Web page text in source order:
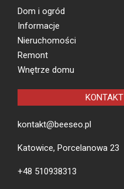
Dom i ogród
Informacje
Nieruchomości
Remont
Wnętrze domu
kontakt@beeseo.pl
Katowice, Porcelanowa 23
+48 510938313